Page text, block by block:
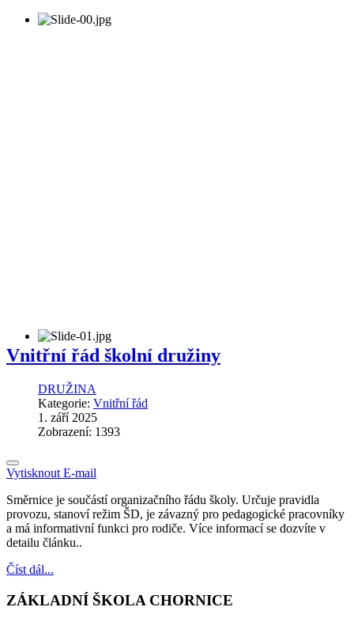
Vnitřní řád školní družiny
DRUŽINA
Kategorie: Vnitřní řád
1. září 2025
Zobrazení: 1393
Vytisknout E-mail
Směrnice je součástí organizačního řádu školy. Určuje pravidla
provozu, stanoví režim ŠD, je závazný pro pedagogické pracovníky
a má informativní funkci pro rodiče. Více informací se dozvíte v
detailu článku..
Číst dál...
ZÁKLADNÍ ŠKOLA CHORNICE